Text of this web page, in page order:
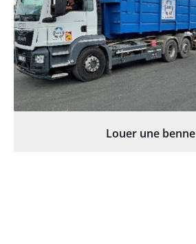
Louer une benne